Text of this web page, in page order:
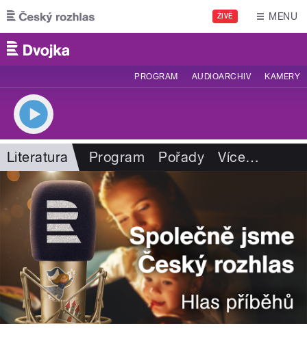
Přejít k hlavnímu obsahu
ŽIVĚ MENU
PROGRAM AUDIOARCHIV KAMERY
Literatura Program Pořady Více…